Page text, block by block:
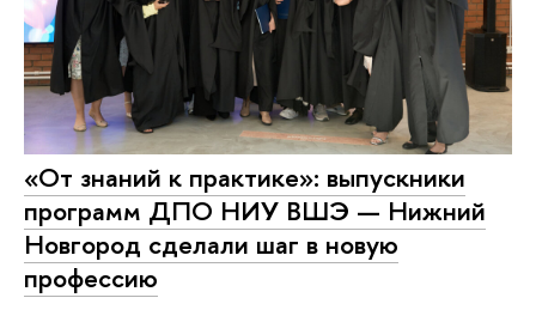
«От знаний к практике»: выпускники
программ ДПО НИУ ВШЭ — Нижний
Новгород сделали шаг в новую
профессию